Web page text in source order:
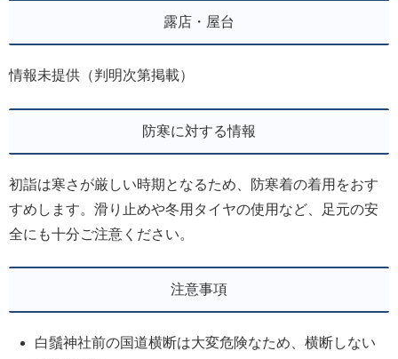
露店・屋台
情報未提供（判明次第掲載）
防寒に対する情報
初詣は寒さが厳しい時期となるため、防寒着の着用をおす
すめします。滑り止めや冬用タイヤの使用など、足元の安
全にも十分ご注意ください。
注意事項
白鬚神社前の国道横断は大変危険なため、横断しない